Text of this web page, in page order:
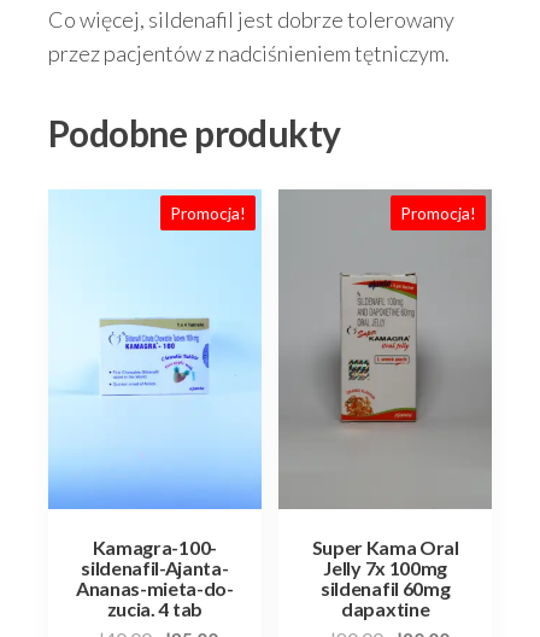
Co więcej, sildenafil jest dobrze tolerowany
przez pacjentów z nadciśnieniem tętniczym.
Podobne produkty
Promocja!
Kamagra-100-
sildenafil-Ajanta-
Ananas-mieta-do-
zucia. 4 tab
Promocja!
Super Kama Oral
Jelly 7x 100mg
sildenafil 60mg
dapaxtine